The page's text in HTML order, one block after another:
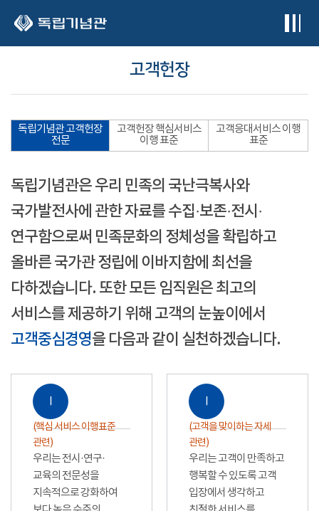
고객헌장
독립기념관 고객헌장
전문
고객헌장 핵심서비스
이행 표준
고객응대서비스 이행
표준
독립기념관은 우리 민족의 국난극복사와
국가발전사에 관한 자료를 수집·보존·전시·
연구함으로써 민족문화의 정체성을 확립하고
올바른 국가관 정립에 이바지함에 최선을
다하겠습니다. 또한 모든 임직원은 최고의
서비스를 제공하기 위해 고객의 눈높이에서
고객중심경영을 다음과 같이 실천하겠습니다.
Ⅰ
(핵심 서비스 이행표준
관련)
우리는 전시·연구·
교육의 전문성을
지속적으로 강화하여
Ⅰ
(고객을 맞이하는 자세
관련)
우리는 고객이 만족하고
행복할 수 있도록 고객
입장에서 생각하고